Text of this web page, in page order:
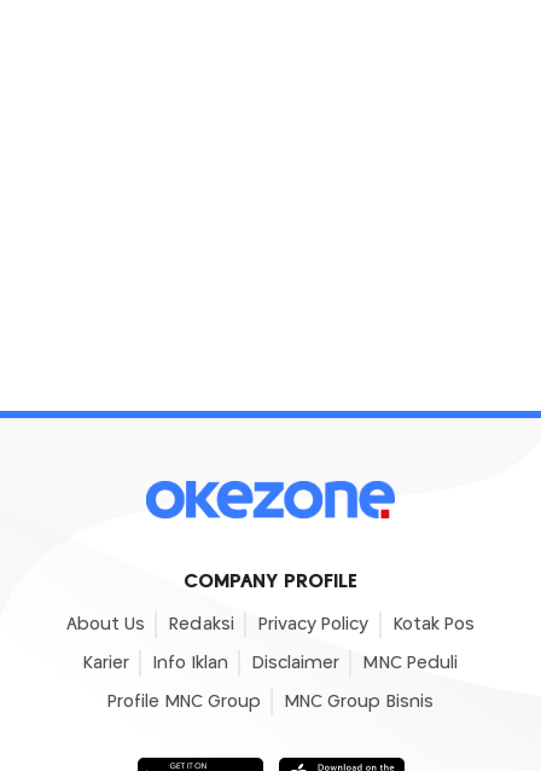
COMPANY PROFILE
About Us Redaksi Privacy Policy Kotak Pos
Karier Info Iklan Disclaimer MNC Peduli
Profile MNC Group MNC Group Bisnis